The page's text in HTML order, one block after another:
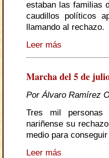
estaban las familias
caudillos políticos
llamando al rechazo.
Leer más
Marcha del 5 de
Por Álvaro Ramírez
Tres mil personas
nariñense su
medio para
Leer más